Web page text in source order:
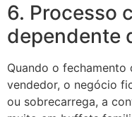
6. Processo
dependente
Quando o fechamento
vendedor, o negócio
ou sobrecarrega, a